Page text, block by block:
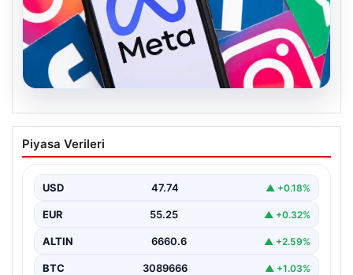
07.08.2026
Meta’ya çocuk güvenliği davasında 567
milyon dolar ceza
Piyasa Verileri
USD 47.74 ▲ +0.18%
EUR 55.25 ▲ +0.32%
ALTIN 6660.6 ▲ +2.59%
BTC 3089666 ▲ +1.03%